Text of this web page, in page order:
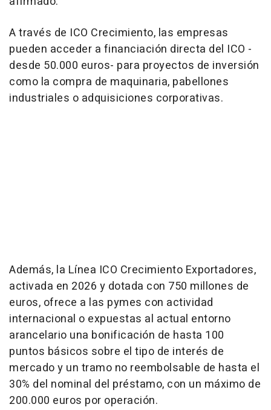
A través de ICO Crecimiento, las empresas
pueden acceder a financiación directa del ICO -
desde 50.000 euros- para proyectos de inversión
como la compra de maquinaria, pabellones
industriales o adquisiciones corporativas.
Además, la Línea ICO Crecimiento Exportadores,
activada en 2026 y dotada con 750 millones de
euros, ofrece a las pymes con actividad
internacional o expuestas al actual entorno
arancelario una bonificación de hasta 100
puntos básicos sobre el tipo de interés de
mercado y un tramo no reembolsable de hasta el
30% del nominal del préstamo, con un máximo de
200.000 euros por operación.